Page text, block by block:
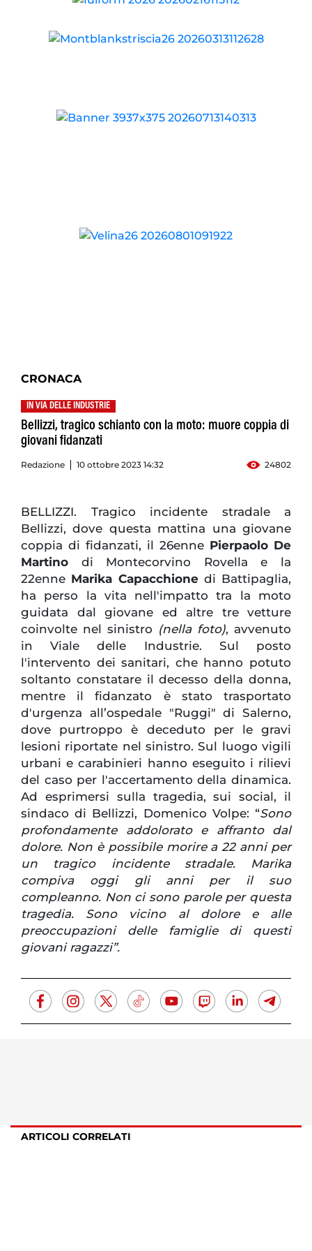
CRONACA
IN VIA DELLE INDUSTRIE
Bellizzi, tragico schianto con la moto: muore coppia di
giovani fidanzati
Redazione 10 ottobre 2023 14:32 24802
BELLIZZI. Tragico incidente stradale a
Bellizzi, dove questa mattina una giovane
coppia di fidanzati, il 26enne Pierpaolo De
Martino di Montecorvino Rovella e la
22enne Marika Capacchionedi Battipaglia,
ha perso la vita nell'impatto tra la moto
guidata dal giovane ed altre tre vetture
coinvolte nel sinistro (nella foto), avvenuto
in Viale delle Industrie. Sul posto
l'intervento dei sanitari, che hanno potuto
soltanto constatare il decesso della donna,
mentre il fidanzato è stato trasportato
d'urgenza all’ospedale "Ruggi" di Salerno,
dove purtroppo è deceduto per le gravi
lesioni riportate nel sinistro. Sul luogo vigili
urbani e carabinieri hanno eseguito i rilievi
del caso per l'accertamento della dinamica.
Ad esprimersi sulla tragedia, sui social, il
sindaco di Bellizzi, Domenico Volpe: “Sono
profondamente addolorato e affranto dal
dolore. Non è possibile morire a 22 anni per
un tragico incidente stradale. Marika
compiva oggi gli anni per il suo
compleanno. Non ci sono parole per questa
tragedia. Sono vicino al dolore e alle
preoccupazioni delle famiglie di questi
giovani ragazzi”.
ARTICOLI CORRELATI